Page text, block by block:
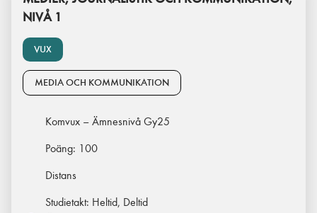
VUX
NIVÅ 1
MEDIA OCH KOMMUNIKATION
Komvux – Ämnesnivå Gy25
Poäng: 100
Distans
Studietakt: Heltid, Deltid